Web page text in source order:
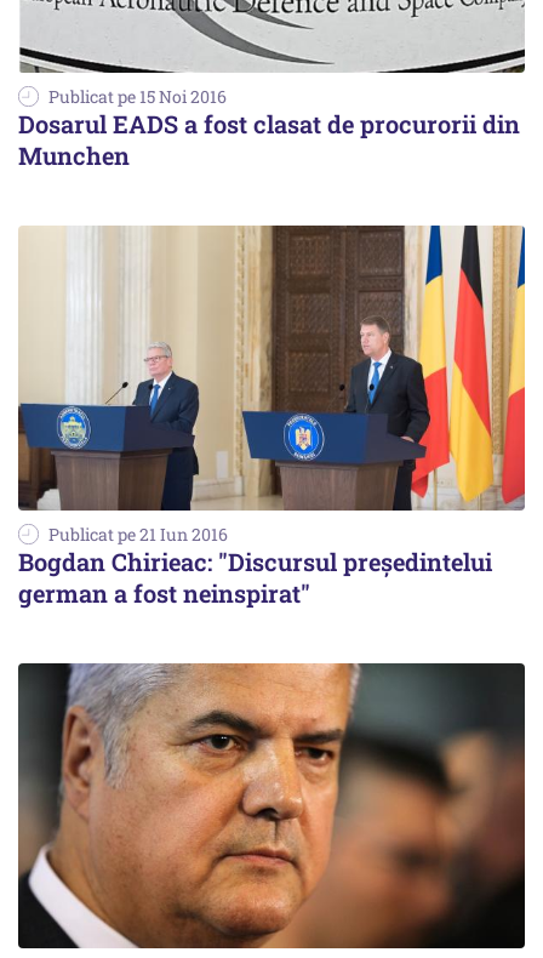
Publicat pe 15 Noi 2016
Dosarul EADS a fost clasat de procurorii din
Munchen
Publicat pe 21 Iun 2016
Bogdan Chirieac: "Discursul președintelui
german a fost neinspirat"